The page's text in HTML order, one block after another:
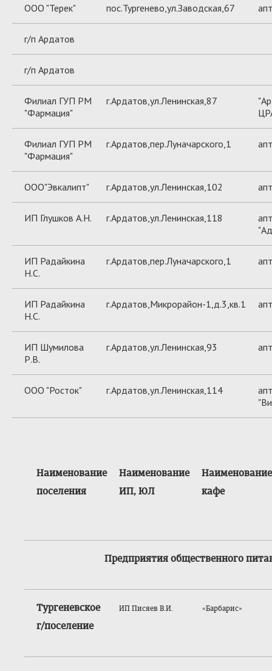
ООО "Терек" пос.Тургенево,ул.Заводская,67
г/п Ардатов
г/п Ардатов
Филиал ГУП РМ
"Фармация"
г.Ардатов,ул.Ленинская,87
Филиал ГУП РМ
"Фармация"
г.Ардатов,пер.Луначарского,1
ООО"Эвкалипт" г.Ардатов,ул.Ленинская,102
ИП Глушков А.Н. г.Ардатов,ул.Ленинская,118
ИП Радайкина
Н.С.
г.Ардатов,пер.Луначарского,1
ИП Радайкина
Н.С.
г.Ардатов,Микрорайон-1,д.3,кв.1
ИП Шумилова
Р.В.
г.Ардатов,ул.Ленинская,93
ООО "Росток" г.Ардатов,ул.Ленинская,114
Наименование
поселения
Наименование
ИП, ЮЛ
Наименование
кафе
Предприятия общественного
Тургеневское
г/поселение
ИП Писяев В.И. «Барбарис»